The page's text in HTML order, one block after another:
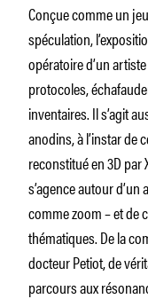
Conçue comme un
spéculation,
opératoire d’un
protocoles,
inventaires. Il s’agit
anodins, à l’instar de
reconstitué en 3D
s’agence autour
comme zoom – et de
thématiques. De la
docteur Petiot, de
parcours aux